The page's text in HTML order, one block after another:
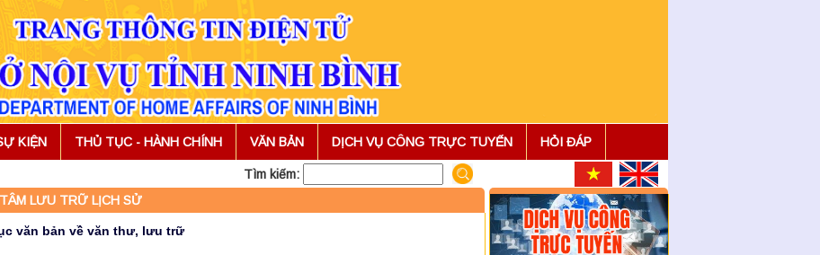
KIỆN THỦ TỤC - HÀNH CHÍNH VĂN BẢN DỊCH VỤ CÔNG TRỰC TUYẾN HỎI ĐÁP
Tìm kiếm:
LƯU TRỮ LỊCH SỬ
văn bản về văn thư, lưu trữ
bản tỉnh Ninh Bình
hòa giải viên lao động trên địa
bàn tỉnh Ninh Bình
Thông báo tuyển chọn, bổ
nhiệm hòa giải viên lao động
trên địa bàn tỉnh Ninh Bìn ...